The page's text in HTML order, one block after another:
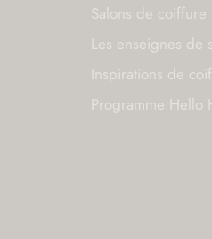
Salons de coiffure
Les enseignes de
Inspirations de
Programme Hello